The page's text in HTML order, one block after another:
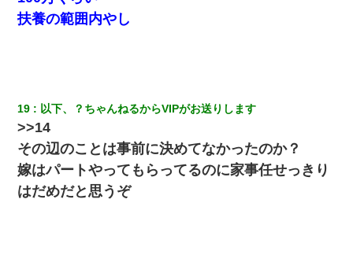
さっき嫁から、「愛しています」ってメールが届いた。俺も「愛
してます」って送ったら
我が家のガレージに見知らぬ車。俺「もしもし、玄関にもシャッ
ターリモコンあるだろ？DOWNのボタン押してｗ」→ 待つこと１
時間弱・・・
扶養の範囲内やし
19 以下、？ちゃんねるからVIPがお送りします
>>14
その辺のことは事前に決めてなかったのか？
嫁はパートやってもらってるのに家事任せっきり
はだめだと思うぞ